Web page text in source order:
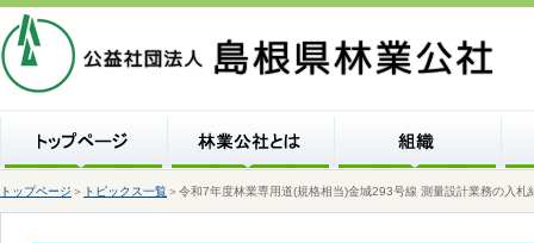
トップページ ＞ トピックス一覧＞令和7年度林業専用道(規格相当)金城293号線 測量設計業務の入札